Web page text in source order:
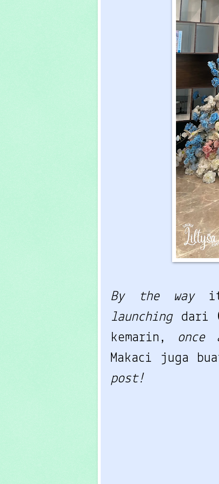
By the way
launching dari
kemarin,
Makaci juga
post!